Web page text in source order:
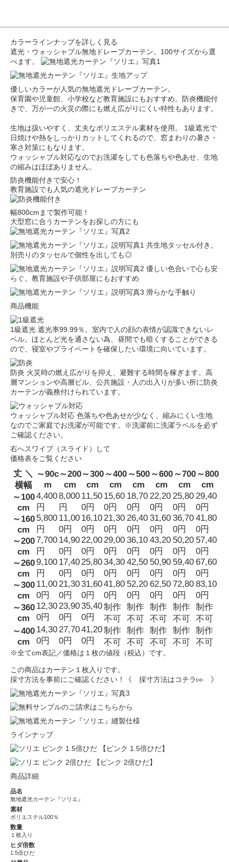
カラーラインナップを詳しく見る
遮光・ウォッシャブル無地ドレープカーテン。100サイズから選
べます。
優しいカラーが人気の無地遮光ドレープカーテン。
保育園や児童館、小学校など教育施設にもおすすめ。防炎機能付
きで、万が一の火災の際にも燃え広がりにくい特性もあります。
生地は扱いやすく、丈夫なポリエステル素材を使用。 1級遮光で
日焼けや熱をしっかりカットしてくれるので、窓まわりの暑さ・
寒さ対策にもなります。
ウォッシャブル対応なのでお洗濯をしても色落ちや色あせ、生地
の縮みはほぼありません。
防炎機能付きで安心！
教育施設でも人気の遮光ドレープカーテン
幅800cmまで製作可能！
大型窓に合うカーテンをお探しの方にも
共生地タッセル付き。
別売りのタッセルで個性を出しても◎
優しい色合いで心も安
らぐ。教育施設や子供部屋にもおすすめ
滑らかな手触り
商品機能
1級遮光 遮光率99.99％。室内で人の顔の表情が認識できないレ
ベル。ほとんど光を通さない為、昼間でも暗くすることができる
ので、寝室やプライベートを確保したい環境に向いています。
防炎 火災時の燃え広がりを抑え、避難する時間を稼ぎます。高
層マンションや高層ビル、公共施設・人の出入りが多い所に防炎
カーテンが義務付けられています。
ウォッシャブル対応 色落ちや色あせが少なく、縮みにくい生地
なのでご家庭でお洗濯が可能です。※洗濯前に洗濯ラベルを必ず
ご確認ください。
右へスワイプ（スライド）して
価格表をご覧ください
丈 ＼
横幅
～90c
m
～200
cm
～300
cm
～400
cm
～500
cm
～600
cm
～700
cm
～800
cm
～100
cm
4,400
円
8,000
円
11,50
0円
15,60
0円
18,70
0円
22,20
0円
25,80
0円
29,40
0円
～160
cm
5,800
円
11,00
0円
16,10
0円
21,30
0円
26,40
0円
31,60
0円
36,70
0円
41,80
0円
～200
cm
7,700
円
14,90
0円
22,00
0円
29,00
0円
36,10
0円
43,20
0円
50,20
0円
57,40
0円
～260
cm
9,100
円
17,40
0円
25,80
0円
34,30
0円
42,50
0円
50,90
0円
59,40
0円
67,60
0円
～300
cm
11,00
0円
21,30
0円
31,60
0円
41,80
0円
52,20
0円
62,50
0円
72,80
0円
83,10
0円
～360
cm
12,30
0円
23,90
0円
35,40
0円
制作
不可
制作
不可
制作
不可
制作
不可
制作
不可
～400
cm
14,30
0円
27,70
0円
41,20
0円
制作
不可
制作
不可
制作
不可
制作
不可
制作
不可
※全てcm表記／価格は１枚の値段（税込）です。
この商品はカーテン１枚入りです。
採寸方法を事前にご確認ください！
《 採寸方法はコチラ▹▹ 》
ラインナップ
【ピンク 1.5倍ひだ】
【ピンク 2倍ひだ】
商品詳細
品名
無地遮光カーテン『ソリエ』
素材
ポリエステル100％
数量
１枚入り
ヒダ倍数
1.5倍ひだ